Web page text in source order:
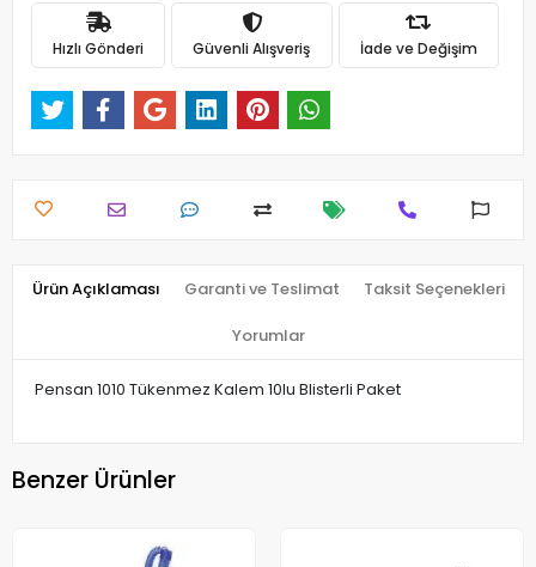
Hızlı Gönderi Güvenli Alışveriş İade ve Değişim
Ürün Açıklaması Garanti ve Teslimat Taksit Seçenekleri
Yorumlar
Pensan 1010 Tükenmez Kalem 10lu Blisterli Paket
Benzer Ürünler